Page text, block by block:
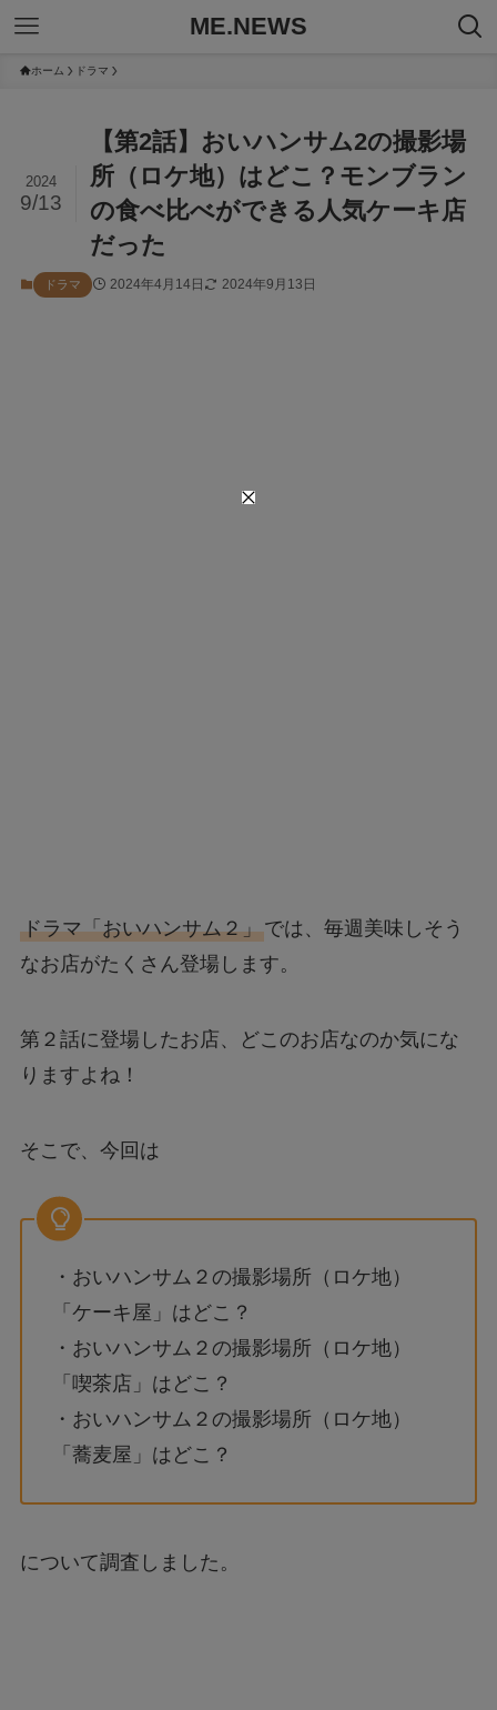
ME.NEWS
ホーム ドラマ
【第2話】おいハンサム2の撮影場
所（ロケ地）はどこ？モンブラン
の食べ比べができる人気ケーキ店
だった
2024
9/13
ドラマ 2024年4月14日 2024年9月13日
ドラマ「おいハンサム２」では、毎週美味しそう
なお店がたくさん登場します。
第２話に登場したお店、どこのお店なのか気にな
りますよね！
そこで、今回は
・おいハンサム２の撮影場所（ロケ地）
「ケーキ屋」はどこ？
・おいハンサム２の撮影場所（ロケ地）
「喫茶店」はどこ？
・おいハンサム２の撮影場所（ロケ地）
「蕎麦屋」はどこ？
について調査しました。